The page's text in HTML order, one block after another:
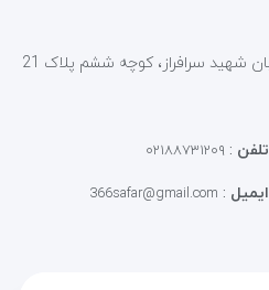
تهران، خیابان شهید بهشتی، خیابان شهید سرافراز، کوچه ششم پلاک 21
تلفن : ۰۲۱۸۸۷۳۱۲۰۹
ایمیل :
366safar@gmail.com